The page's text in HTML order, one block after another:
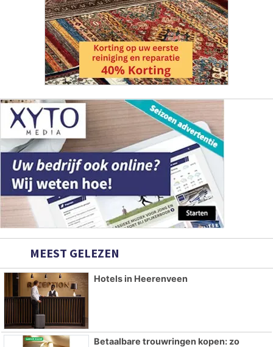
MEEST GELEZEN
Hotels in Heerenveen
Betaalbare trouwringen kopen: zo